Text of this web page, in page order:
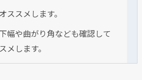
ススメします。
幅や曲がり角なども確認して
メします。